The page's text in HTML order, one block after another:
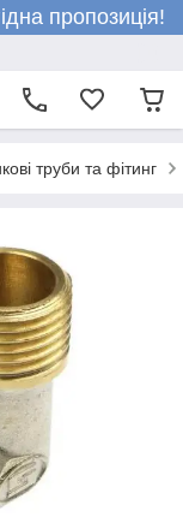
пропозиція!
труби та фітинг